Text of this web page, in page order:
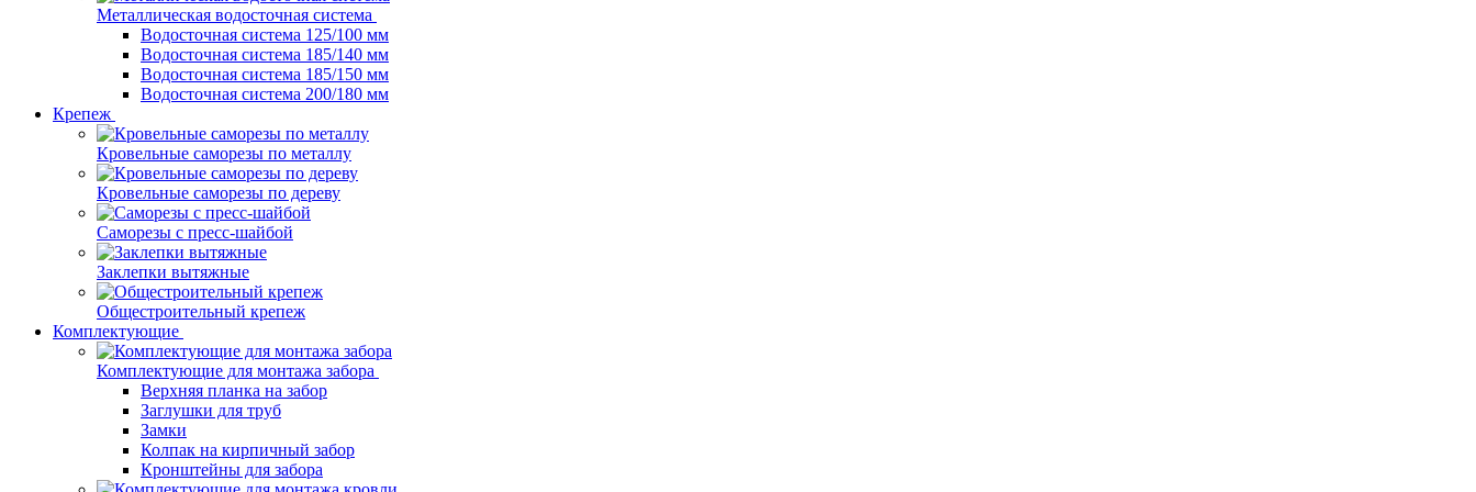
Металлическая водосточная система
Водосточная система 125/100 мм
Водосточная система 185/140 мм
Водосточная система 185/150 мм
Водосточная система 200/180 мм
Крепеж
Кровельные саморезы по металлу
Кровельные саморезы по дереву
Саморезы с пресс-шайбой
Заклепки вытяжные
Общестроительный крепеж
Комплектующие
Комплектующие для монтажа забора
Верхняя планка на забор
Заглушки для труб
Замки
Колпак на кирпичный забор
Кронштейны для забора